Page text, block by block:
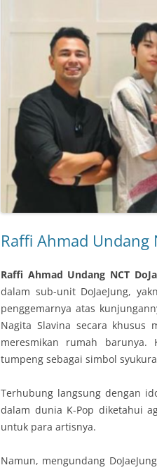
Raffi Ahmad Undang
Raffi Ahmad Undang NCT
dalam sub-unit DoJaeJung,
penggemarnya atas
Nagita Slavina secara khusus
meresmikan rumah
tumpeng sebagai simbol
Terhubung langsung dengan
dalam dunia K-Pop diketahui
untuk para artisnya.
Namun, mengundang